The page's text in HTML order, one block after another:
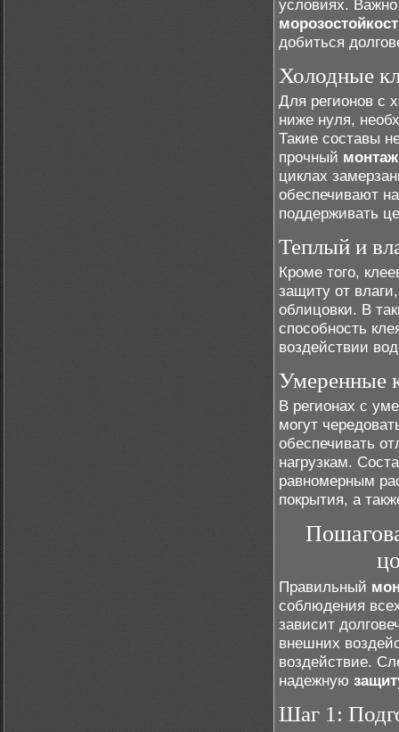
условиях.
добиться
Холодные
Для регионов с
ниже нуля,
Такие составы
прочный монтаж
циклах
обеспечивают
поддерживать
Теплый и
Кроме того,
защиту от
облицовки. В
способность
воздействии
Умеренные
В регионах с
могут
обеспечивать
нагрузкам.
равномерным
покрытия, а
Правильный
соблюдения
зависит
внешних
воздействие.
надежную
Шаг 1: